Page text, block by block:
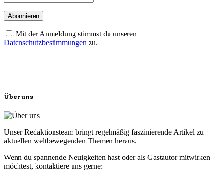
Mit der Anmeldung stimmst du unseren
Datenschutzbestimmungen zu.
Über uns
Unser Redaktionsteam bringt regelmäßig faszinierende Artikel zu
aktuellen weltbewegenden Themen heraus.
Wenn du spannende Neuigkeiten hast oder als Gastautor mitwirken
möchtest, kontaktiere uns gerne: